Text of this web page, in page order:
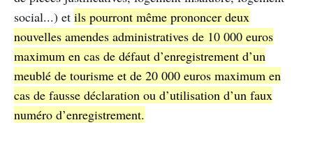
social...) et ils pourront même prononcer deux
nouvelles amendes administratives de 10 000 euros
maximum en cas de défaut d’enregistrement d’un
meublé de tourisme et de 20 000 euros maximum en
cas de fausse déclaration ou d’utilisation d’un faux
numéro d’enregistrement.